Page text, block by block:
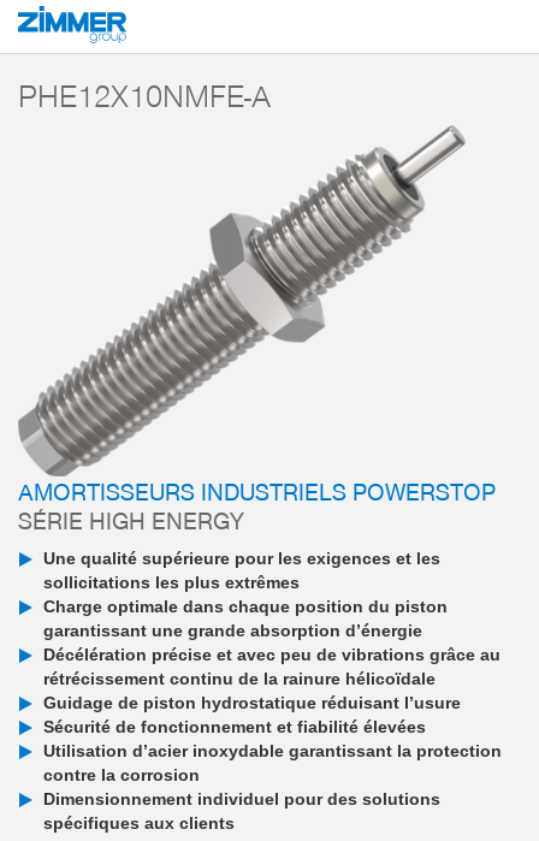
Démarrage Produits
PHE12X10NMFE-A
AMORTISSEURS INDUSTRIELS POWERSTOP
SÉRIE HIGH ENERGY
Une qualité supérieure pour les exigences et les
sollicitations les plus extrêmes
Charge optimale dans chaque position du piston
garantissant une grande absorption d’énergie
Décélération précise et avec peu de vibrations grâce au
rétrécissement continu de la rainure hélicoïdale
Guidage de piston hydrostatique réduisant l’usure
Sécurité de fonctionnement et fiabilité élevées
Utilisation d’acier inoxydable garantissant la protection
contre la corrosion
Dimensionnement individuel pour des solutions
spécifiques aux clients